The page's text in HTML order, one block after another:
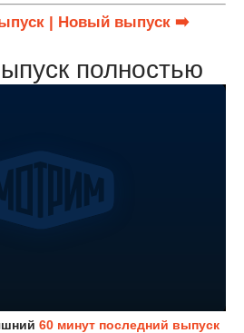
| Новый выпуск ➡️
полностью
60 минут последний выпуск